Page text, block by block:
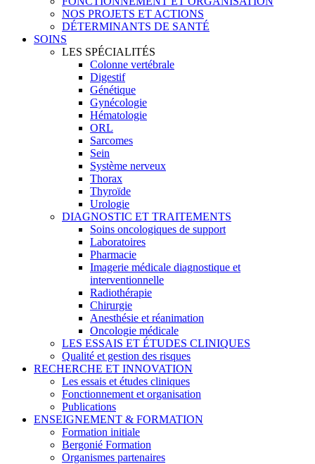
NOS PROJETS ET ACTIONS
DÉTERMINANTS DE SANTÉ
SOINS
LES SPÉCIALITÉS
Colonne vertébrale
Digestif
Génétique
Gynécologie
Hématologie
ORL
Sarcomes
Sein
Système nerveux
Thorax
Thyroïde
Urologie
DIAGNOSTIC ET TRAITEMENTS
Soins oncologiques de support
Laboratoires
Pharmacie
Imagerie médicale diagnostique et
interventionnelle
Radiothérapie
Chirurgie
Anesthésie et réanimation
Oncologie médicale
LES ESSAIS ET ÉTUDES CLINIQUES
Qualité et gestion des risques
RECHERCHE ET INNOVATION
Les essais et études cliniques
Fonctionnement et organisation
Publications
ENSEIGNEMENT & FORMATION
Formation initiale
Bergonié Formation
Organismes partenaires